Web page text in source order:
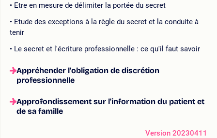
Etre en mesure de délimiter la portée du secret
Etude des exceptions à la règle du secret et la conduite à
tenir
Le secret et l'écriture professionnelle : ce qu'il faut savoir
Appréhender l'obligation de discrétion
professionnelle
Approfondissement sur l'information du patient et
de sa famille
Version 20230411